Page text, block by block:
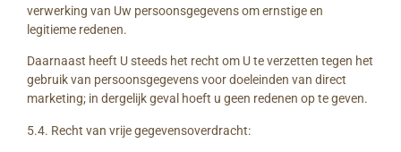
verwerking van Uw persoonsgegevens om ernstige en
legitieme redenen.
Daarnaast heeft U steeds het recht om U te verzetten tegen het
gebruik van persoonsgegevens voor doeleinden van direct
marketing; in dergelijk geval hoeft u geen redenen op te geven.
5.4. Recht van vrije gegevensoverdracht: